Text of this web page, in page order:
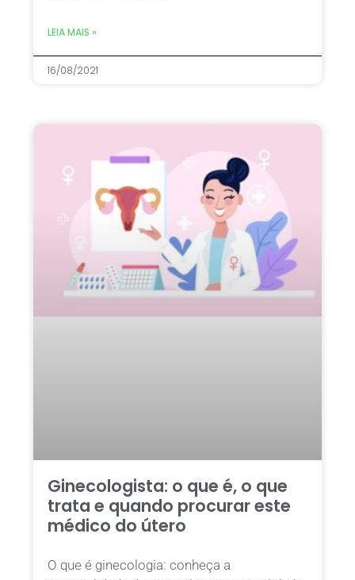
LEIA MAIS »
16/08/2021
Ginecologista: o que é, o que
trata e quando procurar este
médico do útero
O que é ginecologia: conheça a